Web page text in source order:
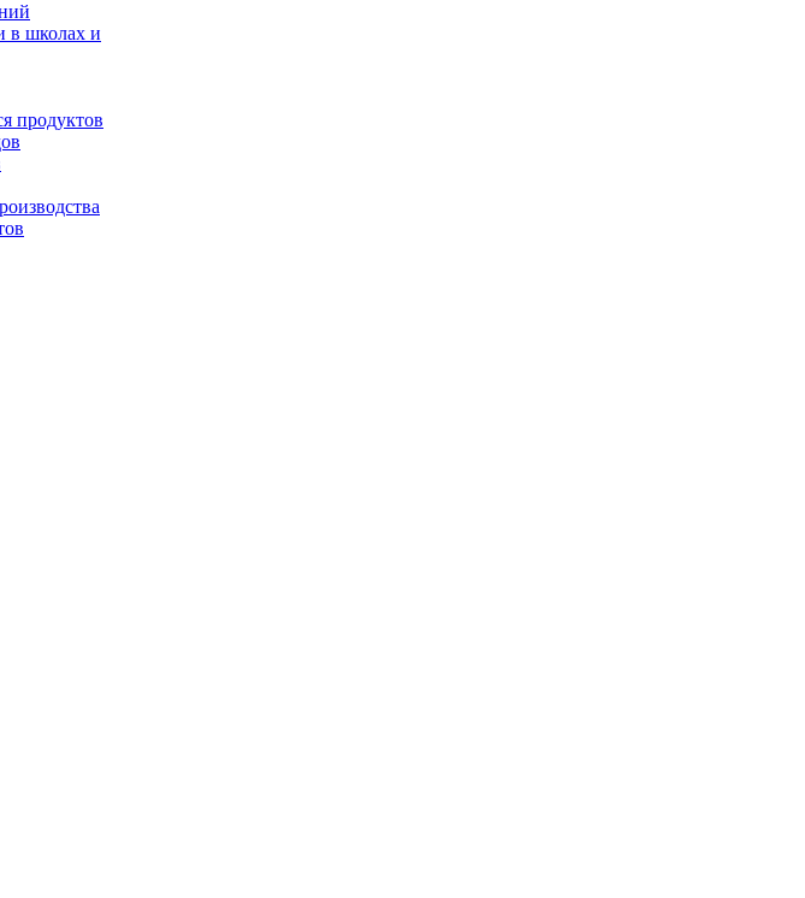
в школах и
продуктов